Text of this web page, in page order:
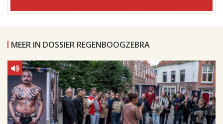
MEER IN DOSSIER REGENBOOGZEBRA